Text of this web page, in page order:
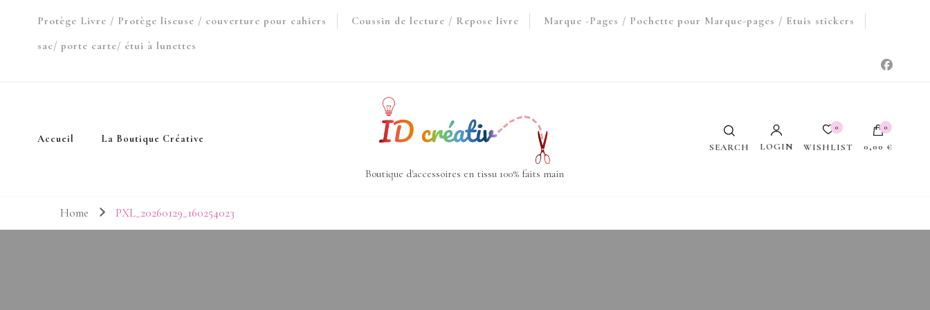
Protège Livre / Protège liseuse / couverture pour cahiers Coussin de lecture / Repose livre
Marque -Pages / Pochette pour Marque-pages / Etuis stickers
sac/ porte carte/ étui à lunettes
Accueil La Boutique Créative
Boutique d'accessoires en tissu 100% faits main
SEARCH LOGIN
0
WISHLIST
0
0,00 €
Home
PXL_20260129_160254023